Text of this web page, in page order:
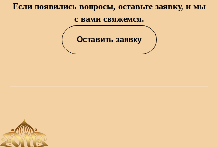
Если появились вопросы, оставьте заявку, и мы
с вами свяжемся.
Оставить заявку